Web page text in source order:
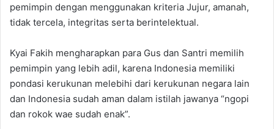
pemimpin dengan menggunakan kriteria Jujur, amanah,
tidak tercela, integritas serta berintelektual.
Kyai Fakih mengharapkan para Gus dan Santri memilih
pemimpin yang lebih adil, karena Indonesia memiliki
pondasi kerukunan melebihi dari kerukunan negara lain
dan Indonesia sudah aman dalam istilah jawanya “ngopi
dan rokok wae sudah enak”.